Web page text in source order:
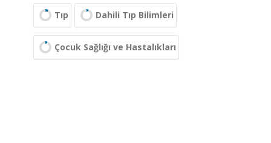
Tıp Dahili Tıp Bilimleri
Çocuk Sağlığı ve Hastalıkları